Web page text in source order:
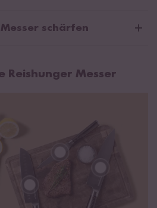
schärfen
Den Stein auf eine rutschfeste
wackelt. Klinge im Winkel von
den Stein ziehen. Immer schön ruhig
sind das A und O.
die Grundschärfe Feinstein (z. B.
nach Zustand des Messers: 5–20
Reishunger Messer